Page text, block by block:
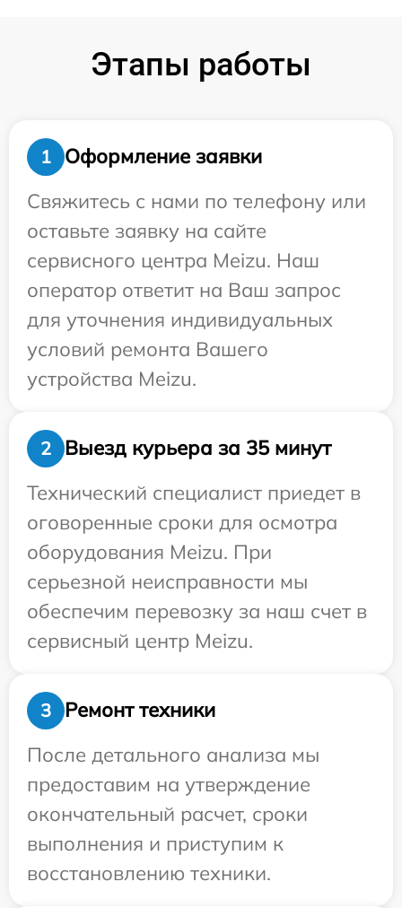
Этапы работы
1
Оформление заявки
Свяжитесь с нами по телефону или
оставьте заявку на сайте
сервисного центра Meizu. Наш
оператор ответит на Ваш запрос
для уточнения индивидуальных
условий ремонта Вашего
устройства Meizu.
2
Выезд курьера за 35 минут
Технический специалист приедет в
оговоренные сроки для осмотра
оборудования Meizu. При
серьезной неисправности мы
обеспечим перевозку за наш счет в
сервисный центр Meizu.
3
Ремонт техники
После детального анализа мы
предоставим на утверждение
окончательный расчет, сроки
выполнения и приступим к
восстановлению техники.